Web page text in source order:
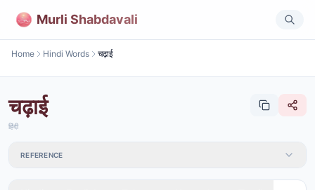
Murli Shabdavali
Home Hindi Words चढ़ाई
चढ़ाई
हिंदी
REFERENCE